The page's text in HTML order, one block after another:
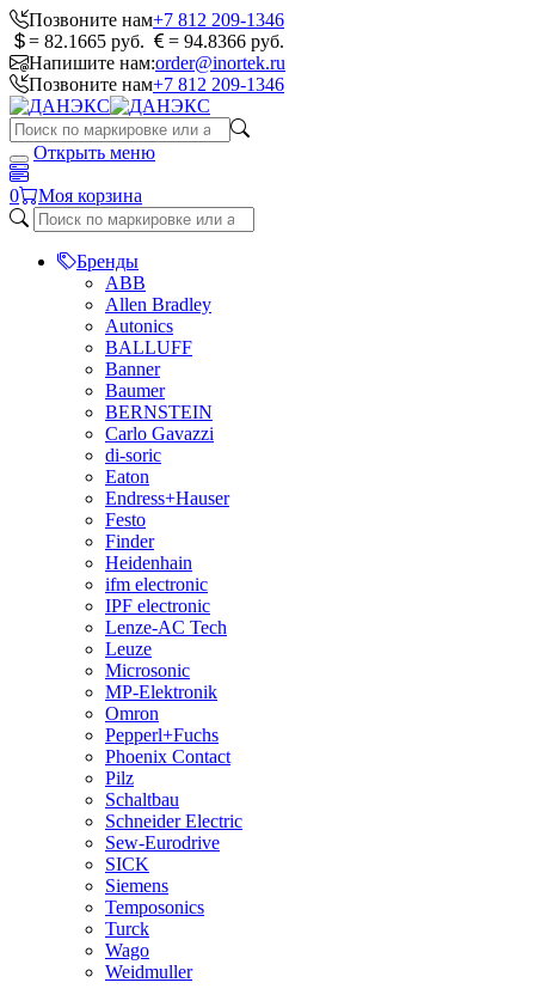
Позвоните нам+7 812 209-1346
= 82.1665 руб.
= 94.8366 руб.
Напишите нам:order@inortek.ru
Позвоните нам+7 812 209-1346
Открыть меню
0 Моя корзина
Бренды
ABB
Allen Bradley
Autonics
BALLUFF
Banner
Baumer
BERNSTEIN
Carlo Gavazzi
di-soric
Eaton
Endress+Hauser
Festo
Finder
Heidenhain
ifm electronic
IPF electronic
Lenze-AC Tech
Leuze
Microsonic
MP-Elektronik
Omron
Pepperl+Fuchs
Phoenix Contact
Pilz
Schaltbau
Schneider Electric
Sew-Eurodrive
SICK
Siemens
Temposonics
Turck
Wago
Weidmuller